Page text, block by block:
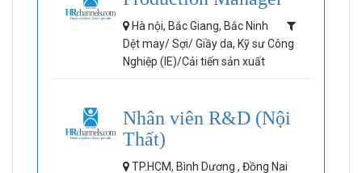
Hà nội, Bắc Giang, Bắc Ninh
Dệt may/ Sợi/ Giầy da, Kỹ sư Công
Nghiệp (IE)/Cải tiến sản xuất
Nhân viên R&D (Nội
Thất)
TP.HCM, Bình Dương , Đồng Nai